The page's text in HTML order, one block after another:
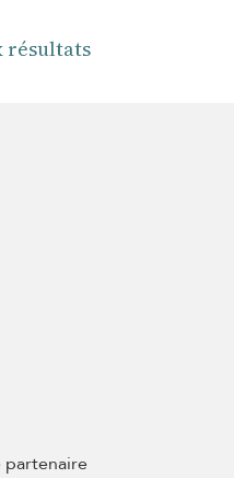
résultats
partenaire